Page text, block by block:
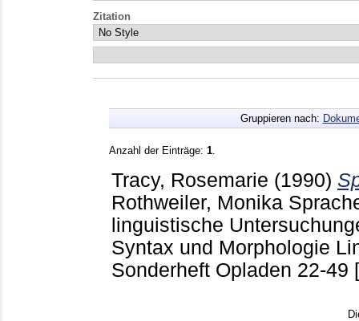
Zitation
Gruppieren nach:
Anzahl der Einträge: 1
Tracy, Rosemarie (1990)
Rothweiler, Monika
linguistische
Syntax und Morphologie
Sonderheft Opladen 22-49